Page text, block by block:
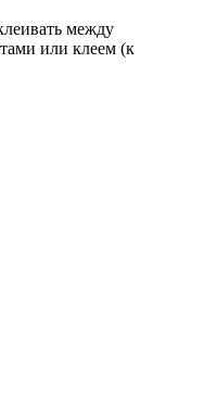
между
или клеем (к